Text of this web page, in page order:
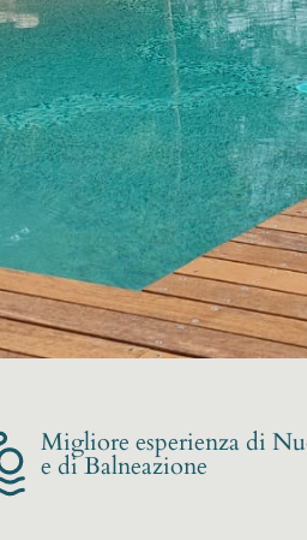
Migliore esperienza di
e di Balneazione